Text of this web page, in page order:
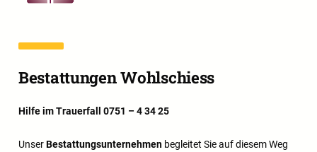
Bestattungen Wohlschiess
Hilfe im Trauerfall 0751 – 4 34 25
UnserBestattungsunternehmenbegleitet Sie auf diesem Weg